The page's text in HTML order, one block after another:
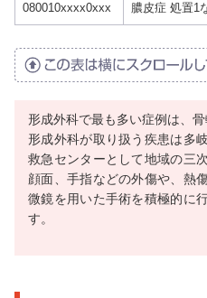
080010xxxx0xxx 膿皮症 処置1
形成外科で最も多い症例は、骨
形成外科が取り扱う疾患は多
救急センターとして地域の三
顔面、手指などの外傷や、熱
微鏡を用いた手術を積極的に
す。